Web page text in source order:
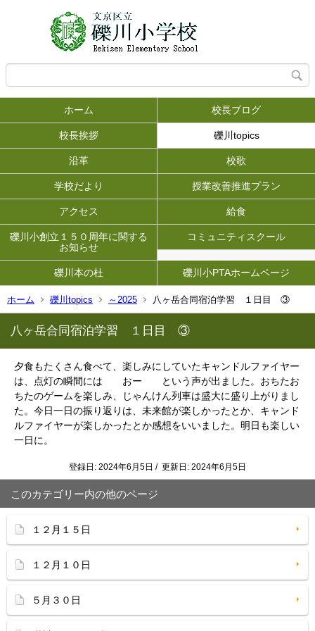
ホーム 校長ブログ
校長挨拶 礫川topics
沿革 校歌
学校だより 授業改善推進プラン
アクセス 給食
礫川小創立１５０周年に関する
お知らせ
コミュニティスクール
礫川本の杜 礫川小PTAホームページ
ホーム 礫川topics ～2025 八ヶ岳合同宿泊学習 １日目 ③
八ヶ岳合同宿泊学習 １日目 ③
夕食もたくさん食べて、楽しみにしていたキャンドルファイヤー
は、点灯の瞬間には おー という声が出ました。おちたお
ちたのゲームを楽しみ、じゃんけん列車は盛大に盛り上がりまし
た。今日一日の振り返りは、未来館が楽しかったとか、キャンド
ルファイヤーが楽しかったとか感想をいいました。明日も楽しい
一日に。
登録日: 2024年6月5日 / 更新日: 2024年6月5日
このカテゴリー内の他のページ
１２月１５日
１２月１０日
５月３０日